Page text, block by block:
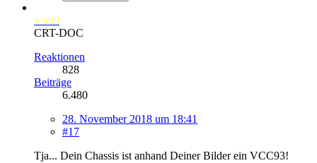
winni
CRT-DOC
Reaktionen
828
Beiträge
6.480
28. November 2018 um 18:41
#17
Tja... Dein Chassis ist anhand Deiner Bilder ein VCC93!